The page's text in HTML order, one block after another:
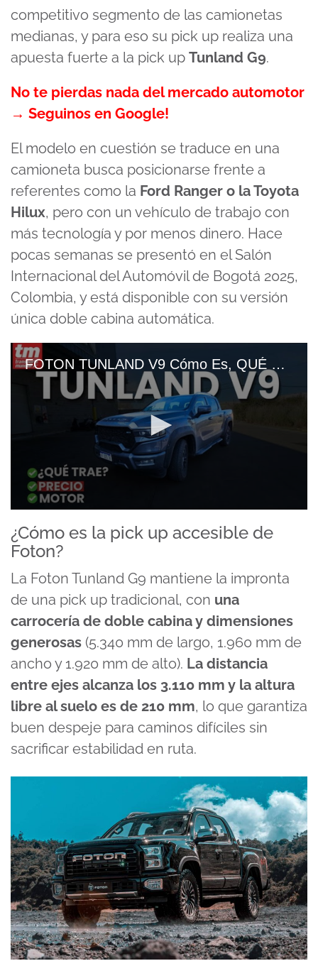
competitivo segmento de las camionetas
medianas, y para eso su pick up realiza una
apuesta fuerte a la pick up Tunland G9.
No te pierdas nada del mercado automotor
→ Seguinos en Google!
El modelo en cuestión se traduce en una
camioneta busca posicionarse frente a
referentes como la Ford Ranger o la Toyota
Hilux, pero con un vehículo de trabajo con
más tecnología y por menos dinero. Hace
pocas semanas se presentó en el Salón
Internacional del Automóvil de Bogotá 2025,
Colombia, y está disponible con su versión
única doble cabina automática.
FOTON TUNLAND V9 Cómo Es, QUÉ TRAE Y MOTOR De La PICK UP MILD HYBRID
seconds
of
13
minutes,
33
seconds
¿Cómo es la pick up accesible de
Foton?
La Foton Tunland G9 mantiene la impronta
de una pick up tradicional, con una
carrocería de doble cabina y dimensiones
generosas (5.340 mm de largo, 1.960 mm de
ancho y 1.920 mm de alto). La distancia
entre ejes alcanza los 3.110 mm y la altura
libre al suelo es de 210 mm, lo que garantiza
buen despeje para caminos difíciles sin
sacrificar estabilidad en ruta.